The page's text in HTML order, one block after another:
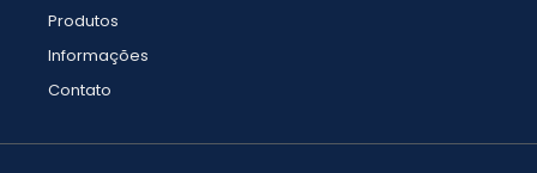
Produtos
Informações
Contato